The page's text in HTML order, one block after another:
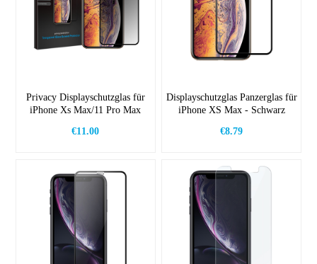
Privacy Displayschutzglas für
iPhone Xs Max/11 Pro Max
€11.00
Displayschutzglas Panzerglas für
iPhone XS Max - Schwarz
€8.79